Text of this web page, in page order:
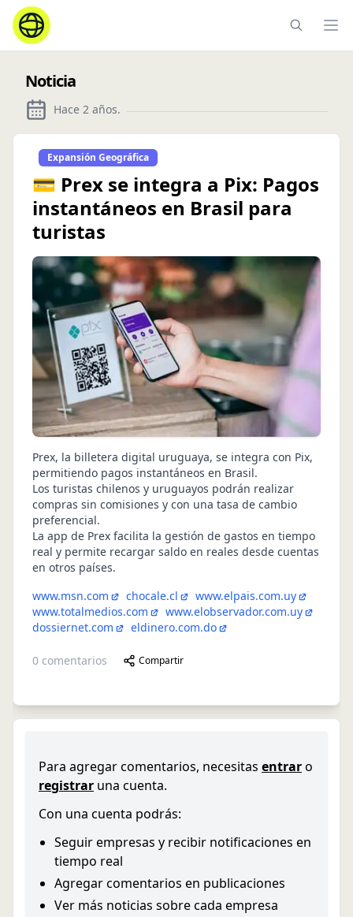
Noticia
Hace 2 años.
Expansión Geográfica
💳 Prex se integra a Pix: Pagos
instantáneos en Brasil para
turistas
Prex, la billetera digital uruguaya, se integra con Pix,
permitiendo pagos instantáneos en Brasil.
Los turistas chilenos y uruguayos podrán realizar
compras sin comisiones y con una tasa de cambio
preferencial.
La app de Prex facilita la gestión de gastos en tiempo
real y permite recargar saldo en reales desde cuentas
en otros países.
www.msn.com
chocale.cl
www.elpais.com.uy
www.totalmedios.com
www.elobservador.com.uy
dossiernet.com
eldinero.com.do
0 comentarios Compartir
Para agregar comentarios, necesitas entraro
registrar una cuenta.
Con una cuenta podrás:
Seguir empresas y recibir notificaciones en
tiempo real
Agregar comentarios en publicaciones
Ver más noticias sobre cada empresa